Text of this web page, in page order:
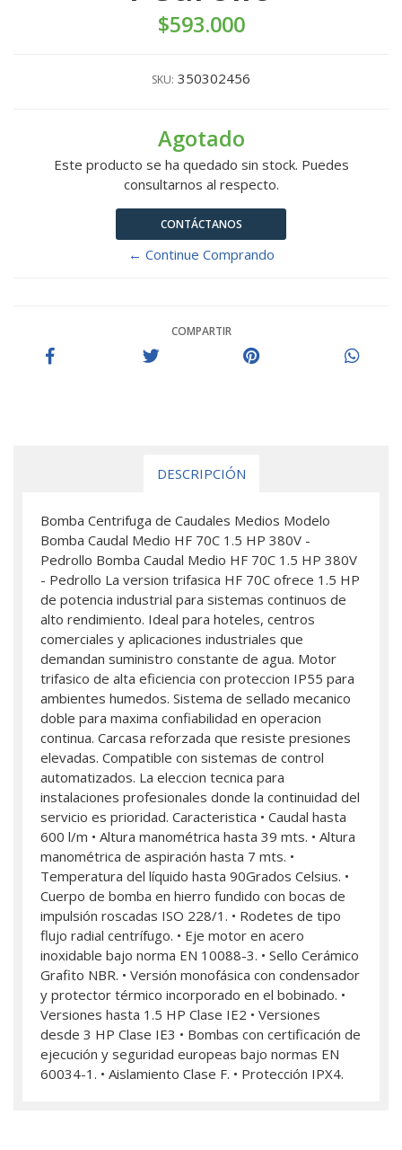
$593.000
SKU: 350302456
Agotado
Este producto se ha quedado sin stock. Puedes
consultarnos al respecto.
CONTÁCTANOS
← Continue Comprando
COMPARTIR
DESCRIPCIÓN
Bomba Centrifuga de Caudales Medios Modelo
Bomba Caudal Medio HF 70C 1.5 HP 380V -
Pedrollo Bomba Caudal Medio HF 70C 1.5 HP 380V
- Pedrollo La version trifasica HF 70C ofrece 1.5 HP
de potencia industrial para sistemas continuos de
alto rendimiento. Ideal para hoteles, centros
comerciales y aplicaciones industriales que
demandan suministro constante de agua. Motor
trifasico de alta eficiencia con proteccion IP55 para
ambientes humedos. Sistema de sellado mecanico
doble para maxima confiabilidad en operacion
continua. Carcasa reforzada que resiste presiones
elevadas. Compatible con sistemas de control
automatizados. La eleccion tecnica para
instalaciones profesionales donde la continuidad del
servicio es prioridad. Caracteristica • Caudal hasta
600 l/m • Altura manométrica hasta 39 mts. • Altura
manométrica de aspiración hasta 7 mts. •
Temperatura del líquido hasta 90Grados Celsius. •
Cuerpo de bomba en hierro fundido con bocas de
impulsión roscadas ISO 228/1. • Rodetes de tipo
flujo radial centrífugo. • Eje motor en acero
inoxidable bajo norma EN 10088-3. • Sello Cerámico
Grafito NBR. • Versión monofásica con condensador
y protector térmico incorporado en el bobinado. •
Versiones hasta 1.5 HP Clase IE2 • Versiones
desde 3 HP Clase IE3 • Bombas con certificación de
ejecución y seguridad europeas bajo normas EN
60034-1. • Aislamiento Clase F. • Protección IPX4.